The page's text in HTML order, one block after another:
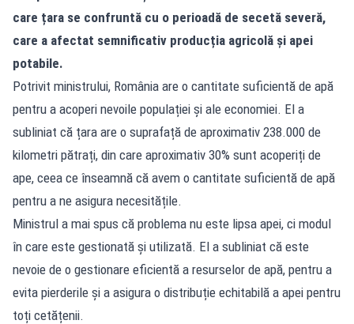
care țara se confruntă cu o perioadă de secetă severă,
care a afectat semnificativ producția agricolă și apei
potabile.
Potrivit ministrului, România are o cantitate suficientă de apă
pentru a acoperi nevoile populației și ale economiei. El a
subliniat că țara are o suprafață de aproximativ 238.000 de
kilometri pătrați, din care aproximativ 30% sunt acoperiți de
ape, ceea ce înseamnă că avem o cantitate suficientă de apă
pentru a ne asigura necesitățile.
Ministrul a mai spus că problema nu este lipsa apei, ci modul
în care este gestionată și utilizată. El a subliniat că este
nevoie de o gestionare eficientă a resurselor de apă, pentru a
evita pierderile și a asigura o distribuție echitabilă a apei pentru
toți cetățenii.